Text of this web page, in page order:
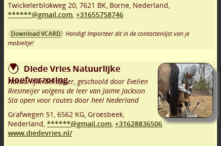
Twickelerblokweg 20, 7621 BK, Borne, Nederland,
******@gmail.com, +31655758746
Download VCARD
Handig! Importeer dit in de contactenlijst van je
mobieltje!
Diede Vries Natuurlijke
Hoefverzoring
Natuurlijke bekapper, geschoold door Evelien
Riesmeijer volgens de leer van Jaime Jackson
Sta open voor routes door heel Nederland
Grafwegen 51 , 6562 KG, Groesbeek,
Nederland, ******@gmail.com, +31628836506
www.diedevries.nl/